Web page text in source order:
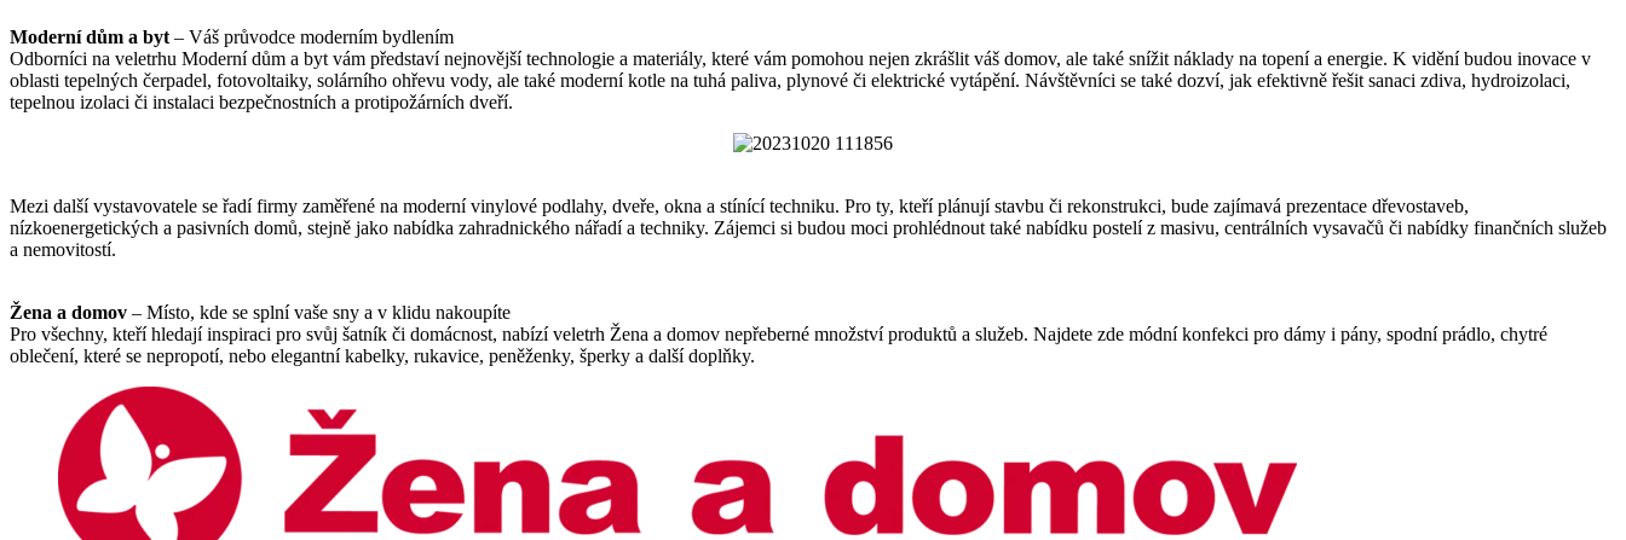
Moderní dům a byt – Váš průvodce moderním bydlením
Odborníci na veletrhu Moderní dům a byt vám představí nejnovější technologie a materiály, které vám pomohou nejen zkrášlit váš domov, ale také snížit náklady na topení a energie. K vidění budou inovace v
oblasti tepelných čerpadel, fotovoltaiky, solárního ohřevu vody, ale také moderní kotle na tuhá paliva, plynové či elektrické vytápění. Návštěvníci se také dozví, jak efektivně řešit sanaci zdiva, hydroizolaci,
tepelnou izolaci či instalaci bezpečnostních a protipožárních dveří.
Mezi další vystavovatele se řadí firmy zaměřené na moderní vinylové podlahy, dveře, okna a stínící techniku. Pro ty, kteří plánují stavbu či rekonstrukci, bude zajímavá prezentace dřevostaveb,
nízkoenergetických a pasivních domů, stejně jako nabídka zahradnického nářadí a techniky. Zájemci si budou moci prohlédnout také nabídku postelí z masivu, centrálních vysavačů či nabídky finančních služeb
a nemovitostí.
Žena a domov – Místo, kde se splní vaše sny a v klidu nakoupíte
Pro všechny, kteří hledají inspiraci pro svůj šatník či domácnost, nabízí veletrh Žena a domov nepřeberné množství produktů a služeb. Najdete zde módní konfekci pro dámy i pány, spodní prádlo, chytré
oblečení, které se nepropotí, nebo elegantní kabelky, rukavice, peněženky, šperky a další doplňky.